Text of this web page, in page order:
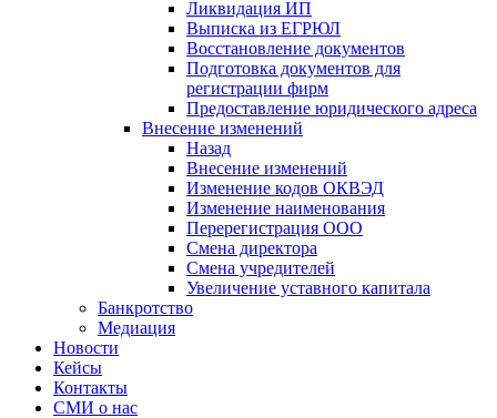
Ликвидация ИП
Выписка из ЕГРЮЛ
Восстановление документов
Подготовка документов для
регистрации фирм
Предоставление юридического адреса
Внесение изменений
Назад
Внесение изменений
Изменение кодов ОКВЭД
Изменение наименования
Перерегистрация ООО
Смена директора
Смена учредителей
Увеличение уставного капитала
Банкротство
Медиация
Новости
Кейсы
Контакты
СМИ о нас